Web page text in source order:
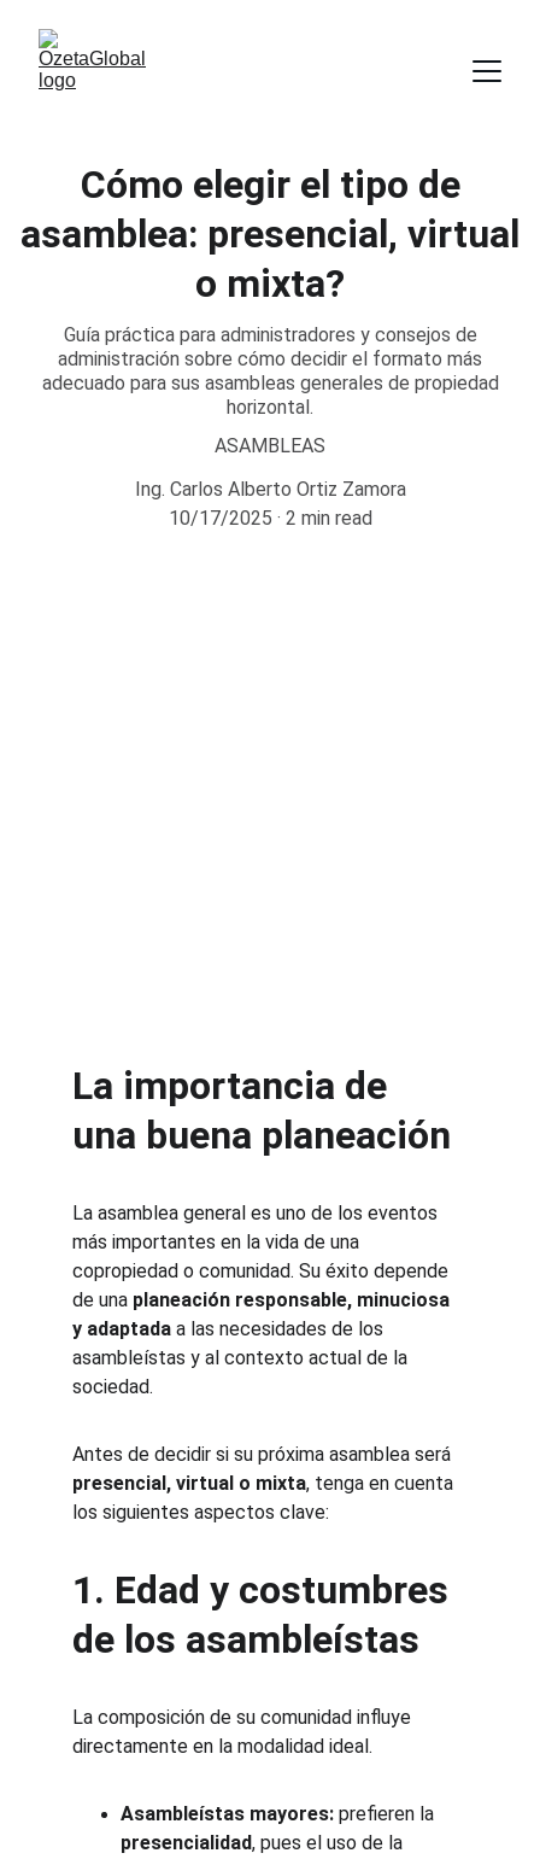
Cómo elegir el tipo de
asamblea: presencial, virtual
o mixta?
Guía práctica para administradores y consejos de
administración sobre cómo decidir el formato más
adecuado para sus asambleas generales de propiedad
horizontal.
ASAMBLEAS
Ing. Carlos Alberto Ortiz Zamora
10/17/2025
2 min read
La importancia de
una buena planeación
La asamblea general es uno de los eventos
más importantes en la vida de una
copropiedad o comunidad. Su éxito depende
de una planeación responsable, minuciosa
y adaptada a las necesidades de los
asambleístas y al contexto actual de la
sociedad.
Antes de decidir si su próxima asamblea será
presencial, virtual o mixta, tenga en cuenta
los siguientes aspectos clave:
1. Edad y costumbres
de los asambleístas
La composición de su comunidad influye
directamente en la modalidad ideal.
Asambleístas mayores: prefieren la
presencialidad, pues el uso de la